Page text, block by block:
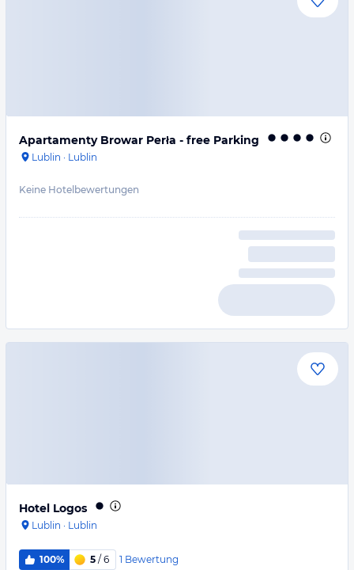
Apartamenty Browar Perła - free Parking
Lublin · Lublin
Keine Hotelbewertungen
Hotel Logos
Lublin · Lublin
100% 5 / 6 1 Bewertung